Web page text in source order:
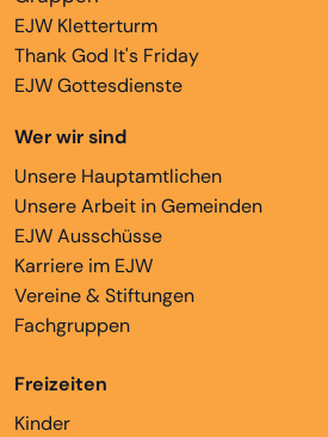
EJW Kletterturm
Thank God It's Friday
EJW Gottesdienste
Wer wir sind
Unsere Hauptamtlichen
Unsere Arbeit in Gemeinden
EJW Ausschüsse
Karriere im EJW
Vereine & Stiftungen
Fachgruppen
Freizeiten
Kinder